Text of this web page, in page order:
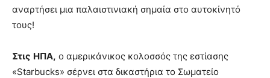
αναρτήσει μια παλαιστινιακή σημαία στο αυτοκίνητό
τους!
Στις ΗΠΑ, ο αμερικάνικος κολοσσός της εστίασης
«Starbucks» σέρνει στα δικαστήρια το Σωματείο